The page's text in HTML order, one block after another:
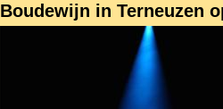
Boudewijn in Terneuzen